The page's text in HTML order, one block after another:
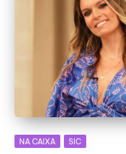
Posted
NA CAIXA SIC